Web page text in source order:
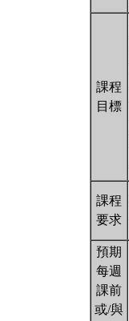
課程
目標
課程
要求
預期
每週
課前
或/與